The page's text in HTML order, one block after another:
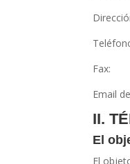
Fax:
Email
II.
El
El